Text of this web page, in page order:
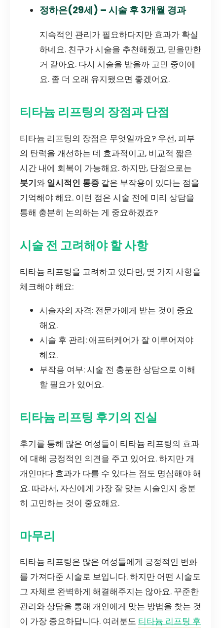
정하은(29세) – 시술 후 3개월 경과
지속적인 관리가 필요하다지만 효과가 확실
하네요. 친구가 시술을 추천해줬고, 믿을만한
거 같아요. 다시 시술을 받을까 고민 중이에
요. 좀 더 오래 유지됐으면 좋겠어요.
티타늄 리프팅의 장점과 단점
티타늄 리프팅의 장점은 무엇일까요? 우선, 피부
의 탄력을 개선하는 데 효과적이고, 비교적 짧은
시간 내에 회복이 가능해요. 하지만, 단점으로는
붓기와 일시적인 통증 같은 부작용이 있다는 점을
기억해야 해요. 이런 점은 시술 전에 미리 상담을
통해 충분히 논의하는 게 중요하겠죠?
시술 전 고려해야 할 사항
티타늄 리프팅을 고려하고 있다면, 몇 가지 사항을
체크해야 해요:
시술자의 자격: 전문가에게 받는 것이 중요
해요.
시술 후 관리: 애프터케어가 잘 이루어져야
해요.
부작용 여부: 시술 전 충분한 상담으로 이해
할 필요가 있어요.
티타늄 리프팅 후기의 진실
후기를 통해 많은 여성들이 티타늄 리프팅의 효과
에 대해 긍정적인 의견을 주고 있어요. 하지만 개
개인마다 효과가 다를 수 있다는 점도 명심해야 해
요. 따라서, 자신에게 가장 잘 맞는 시술인지 충분
히 고민하는 것이 중요해요.
마무리
티타늄 리프팅은 많은 여성들에게 긍정적인 변화
를 가져다준 시술로 보입니다. 하지만 어떤 시술도
그 자체로 완벽하게 해결해주지는 않아요. 꾸준한
관리와 상담을 통해 개인에게 맞는 방법을 찾는 것
이 가장 중요하답니다. 여러분도 티타늄 리프팅 후